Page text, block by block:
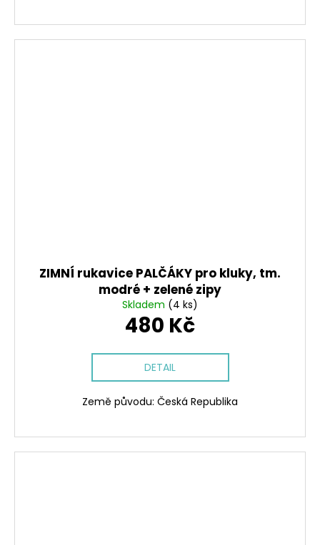
ZIMNÍ rukavice PALČÁKY pro kluky, tm.
modré + zelené zipy
Skladem (4 ks)
480 Kč
DETAIL
Země původu: Česká Republika